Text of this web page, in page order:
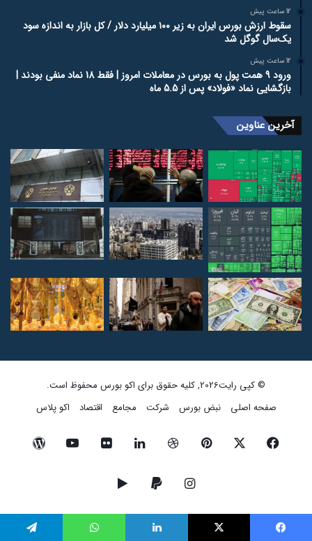
12 ساعت پیش
سقوط ارزش بورس ایران به زیر ۱۰۰ میلیارد دلار / کل بازار به اندازه سود
یک‌سال گوگل شد
12 ساعت پیش
ورود 9 همت پول به بورس در معاملات امروز | فقط 18 نماد منفی بودند |
بازگشایی نماد «فولاد» پس از 5.5 ماه
آخرین عناوین
© کپی رایت2026, کلیه حقوق برای اکو بورس محفوظ است.
صفحه اصلی
نبض بورس شرکت مجامع اقتصاد اکو پلاس
فیسبوک ایکس پینتریستدریبببل لینکداین تصاویر
یوتیوب
اینستاگرامپی‌پال
پلی